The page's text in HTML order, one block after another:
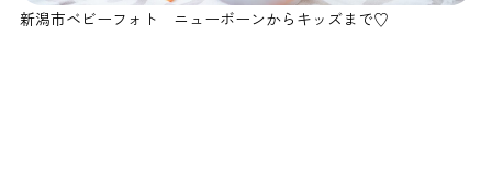
新潟市ベビーフォト ニューボーンからキッズまで♡